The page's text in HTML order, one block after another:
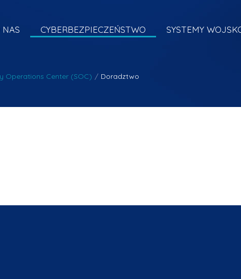
NAS CYBERBEZPIECZEŃSTWO SYSTEMY
Operations Center (SOC) / Doradztwo